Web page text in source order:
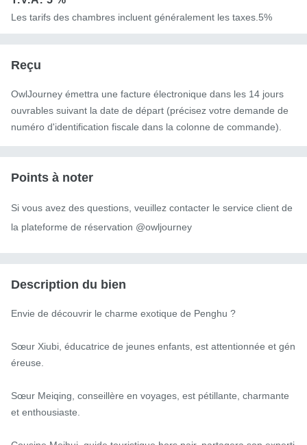
Les tarifs des chambres incluent généralement les taxes.5%
Reçu
OwlJourney émettra une facture électronique dans les 14 jours
ouvrables suivant la date de départ (précisez votre demande de
numéro d'identification fiscale dans la colonne de commande).
Points à noter
Si vous avez des questions, veuillez contacter le service client de
la plateforme de réservation @owljourney
Description du bien
Envie de découvrir le charme exotique de Penghu ?
Sœur Xiubi, éducatrice de jeunes enfants, est attentionnée et gén
éreuse.
Sœur Meiqing, conseillère en voyages, est pétillante, charmante
et enthousiaste.